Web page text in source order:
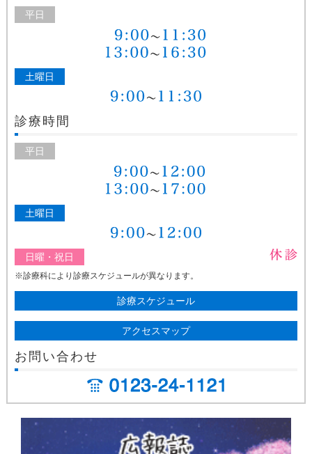
平日
土曜日
診療時間
平日
土曜日
日曜・祝日
※診療科により診療スケジュールが異なります。
診療スケジュール
アクセスマップ
お問い合わせ